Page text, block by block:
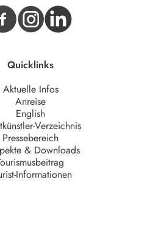
Quicklinks
Aktuelle Infos
Anreise
English
Verzeichnis
Pressebereich
& Downloads
Informationen